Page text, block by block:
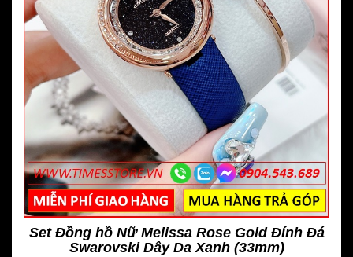
Set Đồng hồ Nữ Melissa Rose Gold Đính Đá
Swarovski Dây Da Xanh (33mm)